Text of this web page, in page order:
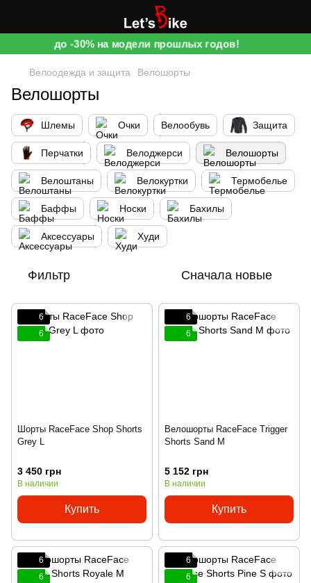
до -30% на модели прошлых годов!
Велоодежда и защита Велошорты
Велошорты
Шлемы Очки Велообувь Защита
Перчатки Велоджерси Велошорты
Велоштаны Велокуртки Термобелье
Баффы Носки Бахилы
Аксессуары Худи
Фильтр Сначала новые
6
6
Шорты RaceFace Shop Shorts
Grey L
3 450 грн
В наличии
Купить
6
6
Велошорты RaceFace Trigger
Shorts Sand M
5 152 грн
В наличии
Купить
6
6
6
6